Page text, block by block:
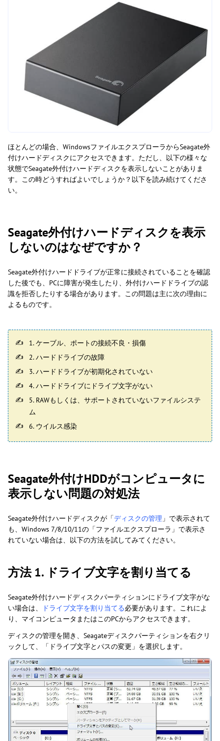
ほとんどの場合、WindowsファイルエクスプローラからSeagate外
付けハードディスクにアクセスできます。ただし、以下の様々な
状態でSeagate外付けハードディスクを表示しないことがありま
す。この時どうすればよいでしょうか？以下を読み続けてくださ
い。
Seagate外付けハードディスクを表示
しないのはなぜですか？
Seagate外付けハードドライブが正常に接続されていることを確認
した後でも、PCに障害が発生したり、外付けハードドライブの認
識を拒否したりする場合があります。この問題は主に次の理由に
よるものです。
1. ケーブル、ポートの接続不良・損傷
2. ハードドライブの故障
3. ハードドライブが初期化されていない
4. ハードドライブにドライブ文字がない
5. RAWもしくは、サポートされていないファイルシステ
ム
6. ウイルス感染
Seagate外付けHDDがコンピュータに
表示しない問題の対処法
Seagate外付けハードディスクが「ディスクの管理 」で表示されて
も、Windows 7/8/10/11の「ファイルエクスプローラ」で表示さ
れていない場合は、以下の方法を試してみてください。
方法 1. ドライブ文字を割り当てる
Seagate外付けハードディスクパーティションにドライブ文字がな
い場合は、
ドライブ文字を割り当てる必要があります。これによ
り、マイコンピュータまたはこのPCからアクセスできます。
ディスクの管理を開き、Seagateディスクパーティションを右クリ
ックして、「ドライブ文字とパスの変更」を選択します。